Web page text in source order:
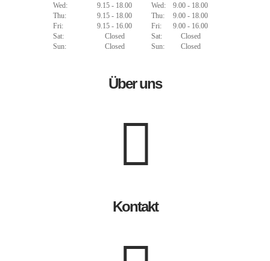
Wed:
9.15 - 18.00
Thu:
9.15 - 18.00
Fri:
9.15 - 16.00
Sat:
Closed
Sun:
Closed
Wed:
9.00 - 18.00
Thu:
9.00 - 18.00
Fri:
9.00 - 16.00
Sat:
Closed
Sun:
Closed
Über uns
Kontakt